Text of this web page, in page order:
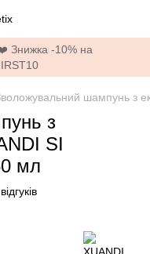
Знижка -10% на
шампунь з
з
SI
мл